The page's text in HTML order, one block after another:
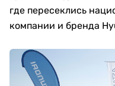
где пересеклись
компании и бренда